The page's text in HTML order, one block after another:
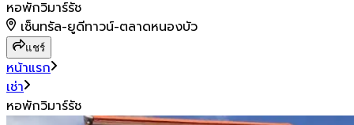
หอพักวิมาร์รัช
เซ็นทรัล-ยูดีทาวน์-ตลาดหนองบัว
แชร์
หน้าแรก
เช่า
หอพักวิมาร์รัช